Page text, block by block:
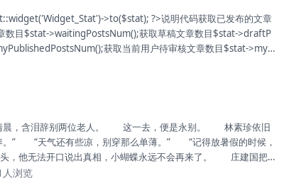
目$stat->waitingPostsNum();获取草稿文章数目$stat->draftP
获取当前用户待审核文章数目$stat->my
&...
” “天气还有些凉，别穿那么单薄。” “记得放暑假的时候，
无法开口说出真相，小蝴蝶永远不会再来了。 庄建国把
花这项手艺，你一定得找人传承下去。” 庄建国摇头叹息：
浏览